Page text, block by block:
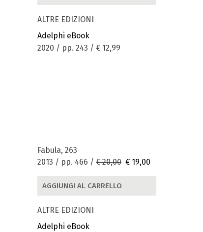
ALTRE EDIZIONI
Adelphi eBook
2020 / pp. 243 / € 12,99
Fabula, 263
2013 / pp. 466 / € 20,00 € 19,00
AGGIUNGI AL CARRELLO
ALTRE EDIZIONI
Adelphi eBook